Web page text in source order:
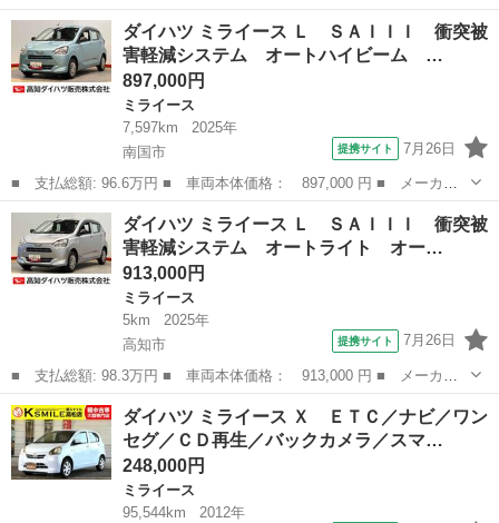
名： ダイハツ ■ 車種名： ミライース ■ グレード名： Ｌ Ｓ
ＡＩＩＩ バックカメラ 衝突被害軽減システム オートライト オ
ートハイビー...
高知 南国市 ミライース
ダイハツ ミライース Ｌ ＳＡＩＩＩ 衝突被
害軽減システム オートハイビーム …
897,000円
ミライース
7,597km
2025年
南国市
提携サイト 7月26日
■ 支払総額: 96.6万円 ■ 車両本体価格： 897,000 円 ■ メーカー
名： ダイハツ ■ 車種名： ミライース ■ グレード名： Ｌ Ｓ
ＡＩＩＩ 衝突被害軽減システム オートハイビーム オートライ
ト クリアラン...
高知 南国市 ミライース
ダイハツ ミライース Ｌ ＳＡＩＩＩ 衝突被
害軽減システム オートライト オー…
913,000円
ミライース
5km
2025年
高知市
提携サイト 7月26日
■ 支払総額: 98.3万円 ■ 車両本体価格： 913,000 円 ■ メーカー
名： ダイハツ ■ 車種名： ミライース ■ グレード名： Ｌ Ｓ
ＡＩＩＩ 衝突被害軽減システム オートライト オートハイビー
ム クリアラン...
高知 高知市 ミライース
ダイハツ ミライース Ｘ ＥＴＣ／ナビ／ワン
セグ／ＣＤ再生／バックカメラ／スマ…
248,000円
ミライース
95,544km
2012年